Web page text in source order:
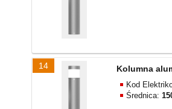
14 Kolumna
Kod
Średnica: